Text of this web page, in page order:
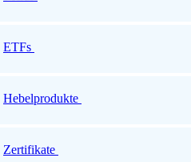
ETFs
Hebelprodukte
Zertifikate